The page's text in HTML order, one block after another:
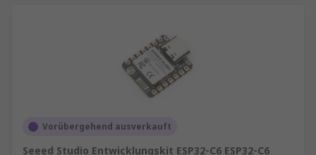
Vorübergehend ausverkauft
Seeed Studio Entwicklungskit ESP32‑C6 ESP32‑C6